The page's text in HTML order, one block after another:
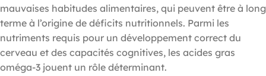
mauvaises habitudes alimentaires, qui peuvent être à long
terme à l’origine de déficits nutritionnels. Parmi les
nutriments requis pour un développement correct du
cerveau et des capacités cognitives, les acides gras
oméga-3 jouent un rôle déterminant.